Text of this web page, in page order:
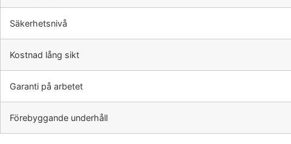
Säkerhetsnivå
Kostnad lång sikt
Garanti på arbetet
Förebyggande underhåll